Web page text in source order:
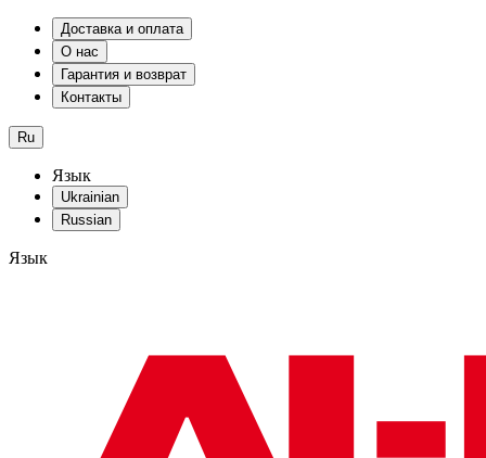
Доставка и оплата
О нас
Гарантия и возврат
Контакты
Ru
Язык
Ukrainian
Russian
Язык